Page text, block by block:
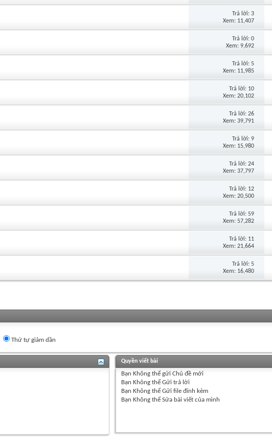
Trả lời:3
Xem: 11,407
Trả lời:0
Xem: 9,692
Trả lời:5
Xem: 11,985
Trả lời: 10
Xem: 20,102
Trả lời:26
Xem: 39,791
Trả lời:9
Xem: 15,980
Trả lời:24
Xem: 37,797
Trả lời: 12
Xem: 20,500
Trả lời:59
Xem: 57,282
Trả lời: 11
Xem: 21,664
Trả lời:5
Xem: 16,480
Thứ tự giảm dần
Quyền viết bài
BạnKhông thể gửi Chủ đề mới
BạnKhông thể Gửi trả lời
BạnKhông thể Gửi file đính kèm
BạnKhông thể Sửa bài viết của mình